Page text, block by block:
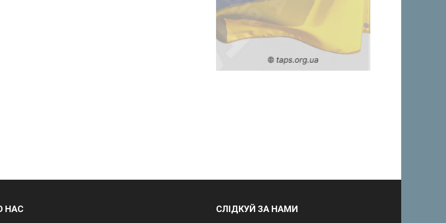
НАС СЛІДКУЙ ЗА НАМИ